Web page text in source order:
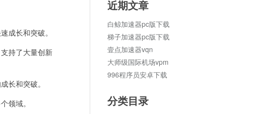
pc
版
载
成长和突破。
持了大量创新
长和突破。
领域。
近期文章
白鲸加速器pc版下载
梯子加速器pc版下载
壹点加速器vqn
大师级国际机场vpm
996程序员安卓下载
分类目录